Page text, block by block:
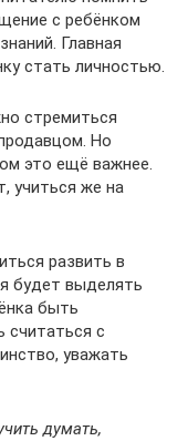
с ребёнком
Главная
стать личностью.
стремиться
Но
это ещё важнее.
учиться же на
развить в
будет выделять
быть
считаться с
уважать
думать,